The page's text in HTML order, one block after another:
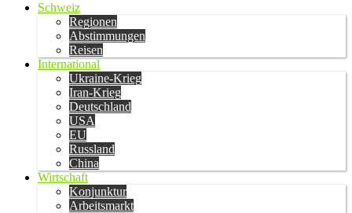
Schweiz
Regionen
Abstimmungen
Reisen
International
Ukraine-Krieg
Iran-Krieg
Deutschland
USA
EU
Russland
China
Wirtschaft
Konjunktur
Arbeitsmarkt